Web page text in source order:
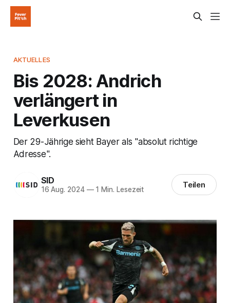
AKTUELLES
Bis 2028: Andrich
verlängert in
Leverkusen
Der 29-Jährige sieht Bayer als "absolut richtige
Adresse".
SID
16 Aug. 2024 —1 Min. Lesezeit Teilen